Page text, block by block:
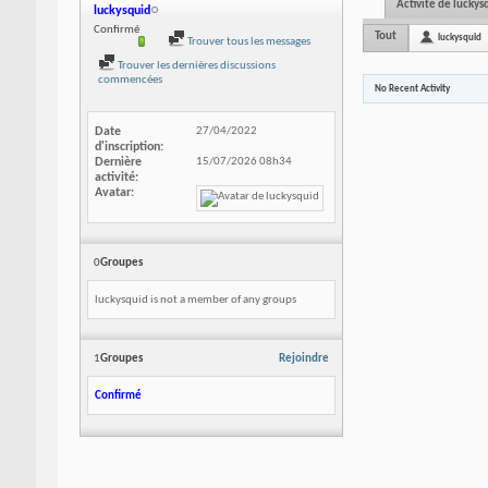
luckysquid
Confirmé
Trouver tous les messages
Trouver les dernières discussions
commencées
Date
d'inscription
27/04/2022
Dernière
activité
15/07/2026 08h34
Avatar
0Groupes
luckysquid is not a member of any groups
Rejoindre
1Groupes
Confirmé
Activité de
Tout luckysquid
No Recent Activity